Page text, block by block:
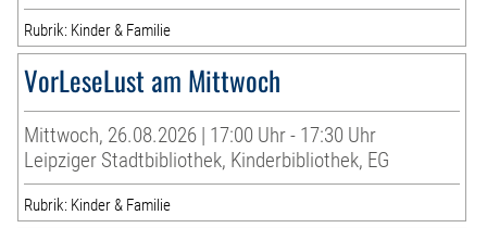
Rubrik: Kinder & Familie
VorLeseLust am Mittwoch
Mittwoch, 26.08.2026 | 17:00 Uhr - 17:30 Uhr
Leipziger Stadtbibliothek, Kinderbibliothek, EG
Rubrik: Kinder & Familie